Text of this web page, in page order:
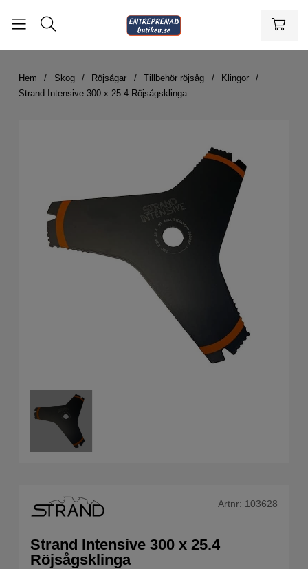
Hem Skog Röjsågar Tillbehör röjsåg
Klingor
Strand Intensive 300 x 25.4 Röjsågsklinga
Artnr: 103628
Strand Intensive 300 x 25.4
Röjsågsklinga